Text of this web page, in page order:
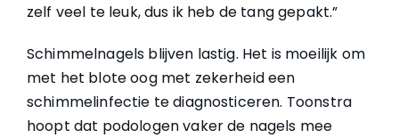
zelf veel te leuk, dus ik heb de tang gepakt.”
Schimmelnagels blijven lastig. Het is moeilijk om
met het blote oog met zekerheid een
schimmelinfectie te diagnosticeren. Toonstra
hoopt dat podologen vaker de nagels mee